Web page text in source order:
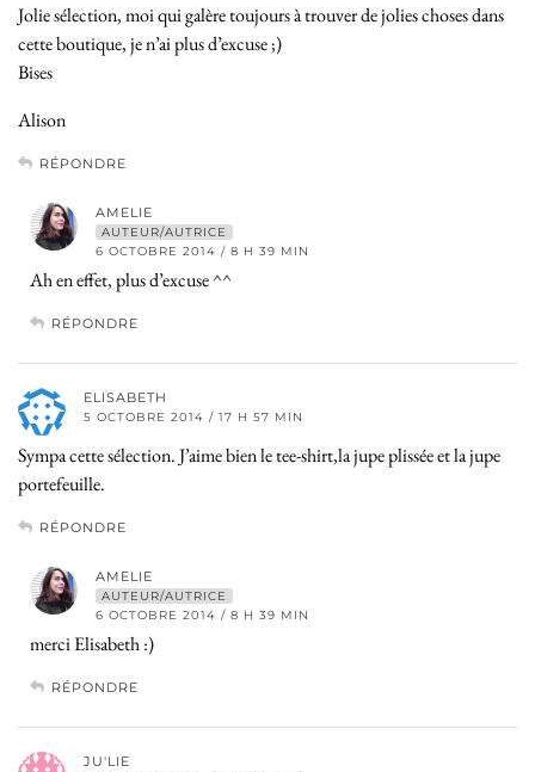
Jolie sélection, moi qui galère toujours à trouver de jolies choses dans
cette boutique, je n’ai plus d’excuse ;)
Bises
Alison
RÉPONDRE
AMELIE
AUTEUR/AUTRICE
6 OCTOBRE 2014 / 8 H 39 MIN
Ah en effet, plus d’excuse ^^
RÉPONDRE
ELISABETH
5 OCTOBRE 2014 / 17 H 57 MIN
Sympa cette sélection. J’aime bien le tee-shirt,la jupe plissée et la jupe
portefeuille.
RÉPONDRE
AMELIE
AUTEUR/AUTRICE
6 OCTOBRE 2014 / 8 H 39 MIN
merci Elisabeth :)
RÉPONDRE
JU'LIE